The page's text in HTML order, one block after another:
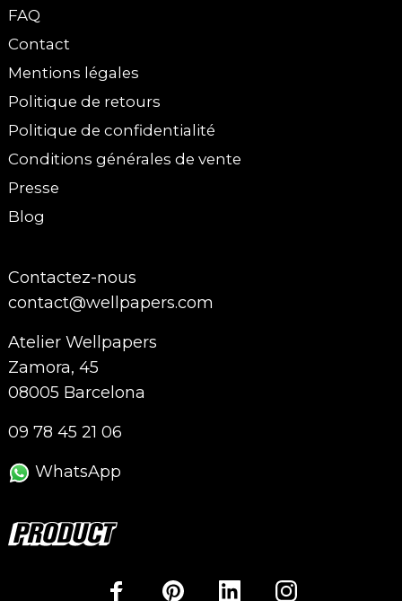
FAQ
Contact
Mentions légales
Politique de retours
Politique de confidentialité
Conditions générales de vente
Presse
Blog
Contactez-nous
contact@wellpapers.com
Atelier Wellpapers
Zamora, 45
08005 Barcelona
09 78 45 21 06
WhatsApp